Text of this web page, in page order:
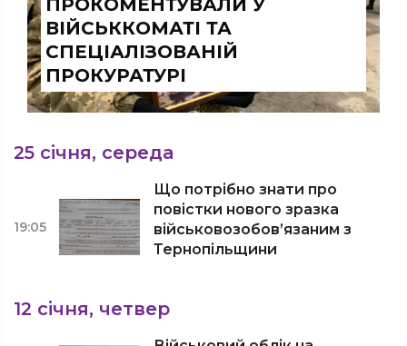
ПРОКОМЕНТУВАЛИ У
ВІЙСЬККОМАТІ ТА
СПЕЦІАЛІЗОВАНІЙ
ПРОКУРАТУРІ
25 січня, середа
19:05
Що потрібно знати про
повістки нового зразка
військовозобов’язаним з
Тернопільщини
12 січня, четвер